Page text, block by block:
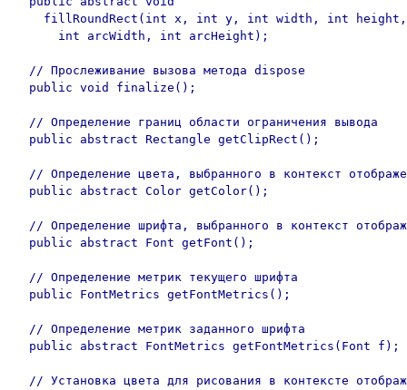
fillRoundRect(int x, int y, int width, int
      int arcWidth, int arcHeight);
  // Прослеживание вызова метода dispose
  public void finalize();
  // Определение границ области ограничения вывода
  public abstract Rectangle getClipRect();
// Определение цвета, выбранного в контекст
  public abstract Color getColor();
// Определение шрифта, выбранного в контекст
  public abstract Font getFont();
  // Определение метрик текущего шрифта
  public FontMetrics getFontMetrics();
  // Определение метрик заданного шрифта
  public abstract FontMetrics getFontMetrics(Font f);
// Установка цвета для рисования в контексте